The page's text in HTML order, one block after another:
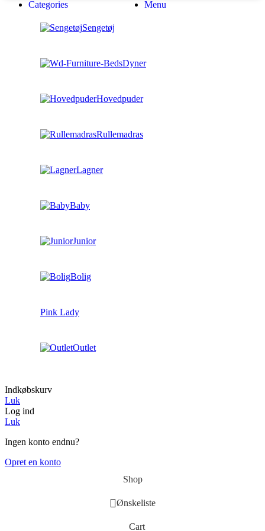
Menu
Categories
Sengetøj
Dyner
Hovedpuder
Rullemadras
Lagner
Baby
Junior
Bolig
Pink Lady
Outlet
Indkøbskurv
Luk
Log ind
Luk
Ingen konto endnu?
Opret en konto
Shop
Ønskeliste
Cart